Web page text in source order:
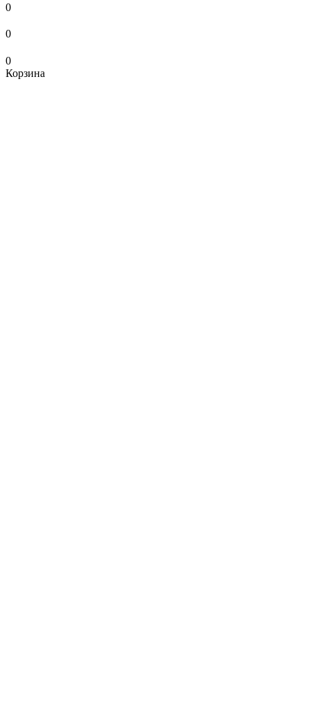
0
0
0
Корзина